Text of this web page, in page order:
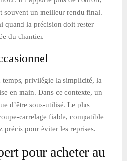
souvent un meilleur rendu final.
quand la précision doit rester
du chantier.
temps, privilégie la simplicité, la
en main. Dans ce contexte, un
d’être sous-utilisé. Le plus
carrelage fiable, compatible
précis pour éviter les reprises.
pour acheter au